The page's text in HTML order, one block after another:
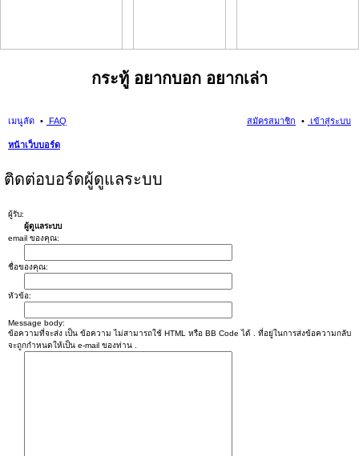
กระทู้ อยากบอก อยากเล่า
เมนูลัด FAQ เข้าสู่ระบบ
สมัครสมาชิก
หน้าเว็บบอร์ด
ติดต่อบอร์ดผู้ดูแลระบบ
ผู้รับ:
ผู้ดูแลระบบ
email ของคุณ:
ชื่อของคุณ:
หัวข้อ:
Message body:
ข้อความที่จะส่ง เป็น ข้อความ ไม่สามารถใช้ HTML หรือ BB Code ได้ . ที่อยู่ในการส่งข้อความกลับ
จะถูกกำหนดให้เป็น e-mail ของท่าน .